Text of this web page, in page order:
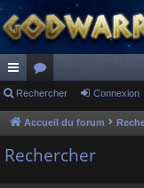
ac
co
ur
or
u
m
Rechercher Connexion
Accueil du forum
Rechercher